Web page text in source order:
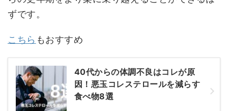
ずです。
こちら もおすすめ
40代からの体調不良はコレが原
因！悪玉コレステロールを減らす
食べ物8選